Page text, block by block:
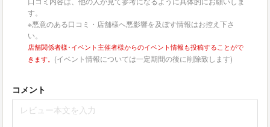
す。
※悪意のある口コミ・店舗様へ悪影響を及ぼす情報はお控え下さ
い。
店舗関係者様･イベント主催者様からのイベント情報も投稿することがで
きます。 (イベント情報については一定期間の後に削除致します)
コメント